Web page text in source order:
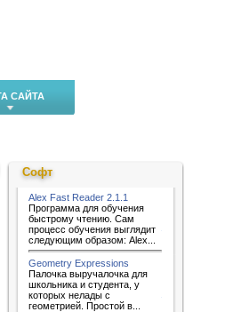
САЙТА
Софт
Alex Fast Reader 2.1.1
Программа для обучения
быстрому чтению. Сам
процесс обучения выглядит
следующим образом: Alex...
Geometry Expressions
Палочка выручалочка для
школьника и студента, у
которых нелады с
геометрией. Простой в...